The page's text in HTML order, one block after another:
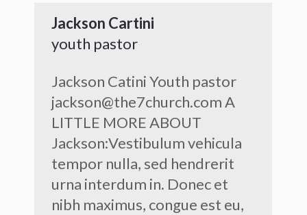
Jackson Cartini
youth pastor
Jackson Catini Youth pastor
jackson@the7church.com A
LITTLE MORE ABOUT
Jackson:Vestibulum vehicula
tempor nulla, sed hendrerit
urna interdum in. Donec et
nibh maximus, congue est eu,